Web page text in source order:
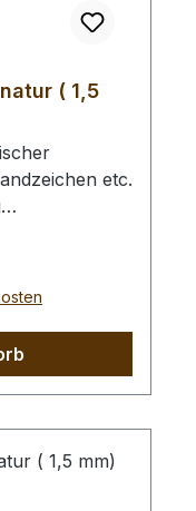
( 1,5
etc.
ein
ist
4).